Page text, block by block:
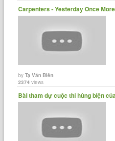
Carpenters - Yesterday Once
byTạ Văn Biên
2374 views
Bài tham dự cuộc thi hùng biện